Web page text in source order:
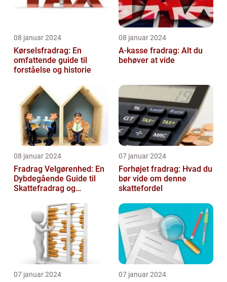
08 januar 2024
Kørselsfradrag: En
omfattende guide til
forståelse og historie
08 januar 2024
A-kasse fradrag: Alt du
behøver at vide
08 januar 2024
Fradrag Velgørenhed: En
Dybdegående Guide til
Skattefradrag og
07 januar 2024
Forhøjet fradrag: Hvad du
bør vide om denne
skattefordel
07 januar 2024 07 januar 2024